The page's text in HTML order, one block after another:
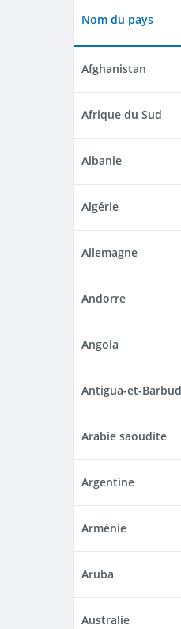
Nom du pays
Afghanistan
Afrique du Sud
Albanie
Algérie
Allemagne
Andorre
Angola
Antigua-et-
Arabie saoudite
Argentine
Arménie
Aruba
Australie